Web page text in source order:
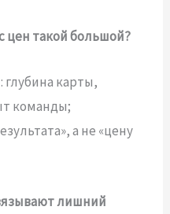
цен такой большой?
глубина карты,
команды;
а не «цену
лишний